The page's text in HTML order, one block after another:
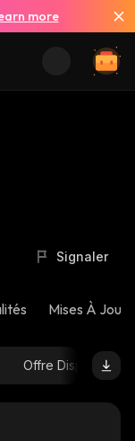
more
Signaler
Mises À Jour
Offre Disponible